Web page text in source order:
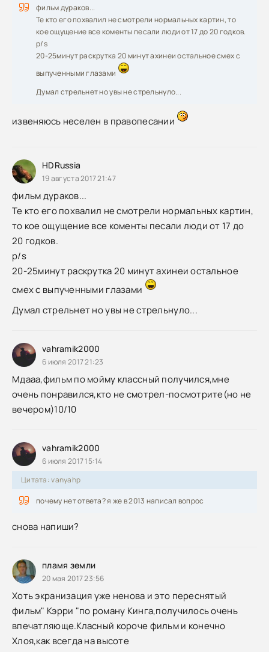
фильм дураков...
Те кто его похвалил не смотрели нормальных картин, то
кое ощущение все коменты песали люди от 17 до 20 годков.
p/s
20-25минут раскрутка 20 минут ахинеи остальное смех с
выпученными глазами
Думал стрельнет но увы не стрельнуло...
извеняюсь неселен в правопесании
HDRussia
19 августа 2017 21:47
фильм дураков...
Те кто его похвалил не смотрели нормальных картин,
то кое ощущение все коменты песали люди от 17 до
20 годков.
p/s
20-25минут раскрутка 20 минут ахинеи остальное
смех с выпученными глазами
Думал стрельнет но увы не стрельнуло...
vahramik2000
6 июля 2017 21:23
Мдааа,фильм по мойму классный получился,мне
очень понравился,кто не смотрел-посмотрите(но не
вечером)10/10
vahramik2000
6 июля 2017 15:14
Цитата: vanyahp
почему нет ответа? я же в 2013 написал вопрос
снова напиши?
пламя земли
20 мая 2017 23:56
Хоть экранизация уже ненова и это переснятый
фильм" Кэрри "по роману Кинга,получилось очень
впечатляюще.Класный короче фильм и конечно
Хлоя,как всегда на высоте